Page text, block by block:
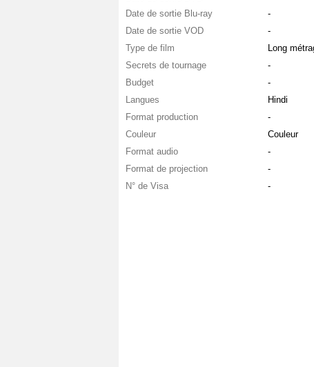
Date de sortie Blu-ray
-
Date de sortie VOD
-
Type de film
Long
Secrets de tournage
-
Budget
-
Langues
Hindi
Format production
-
Couleur
Couleur
Format audio
-
Format de projection
-
N° de Visa
-